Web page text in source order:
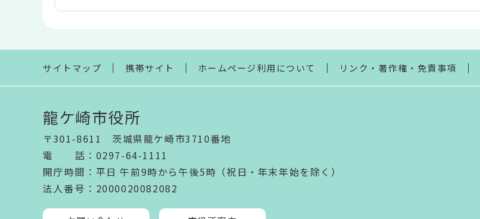
ま
サイトマップ 携帯サイト ホームページ利用について リンク・著作権・免責事項
龍ケ崎市役所
〒301-8611 茨城県龍ケ崎市3710番地
電話 ： 0297-64-1111
開庁時間 ： 平日 午前9時から午後5時（祝日・年末年始を除く）
法人番号 ：2000020082082